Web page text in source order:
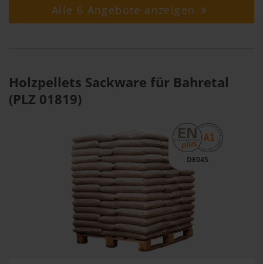
Alle 6 Angebote anzeigen
Holzpellets Sackware für Bahretal
(PLZ 01819)
DE045